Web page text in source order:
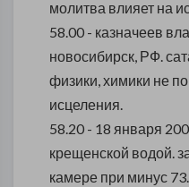
молитва влияет на
58.00 - казначеев
новосибирск, РФ.
физики, химики не
исцеления.
58.20 - 18 января
крещенской водой.
камере при минус 73.